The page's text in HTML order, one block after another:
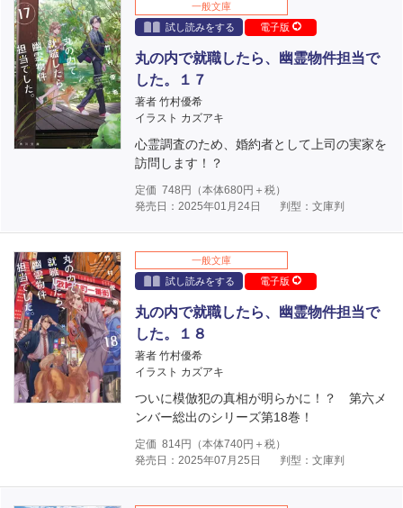
一般文庫
試し読みをする
電子版
丸の内で就職したら、幽霊物件担当で
した。１７
著者 竹村優希
イラスト カズアキ
心霊調査のため、婚約者として上司の実家を
訪問します！？
定価 748 円（本体680円＋税）
発売日：2025年01月24日
判型：文庫判
一般文庫
試し読みをする
電子版
丸の内で就職したら、幽霊物件担当で
した。１８
著者 竹村優希
イラスト カズアキ
ついに模倣犯の真相が明らかに！？ 第六メ
ンバー総出のシリーズ第18巻！
定価 814円（本体740円＋税）
発売日：2025年07月25日
判型：文庫判